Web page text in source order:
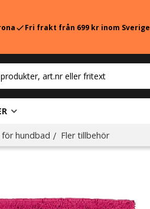
checkFri frakt från 699 kr inom Sverige
hundbad Fler tillbehör